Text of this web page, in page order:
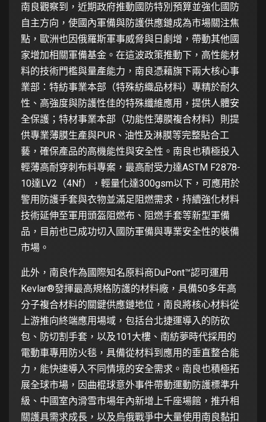
南良觀察到，近期政府推動國防特別預算並強化國防
自主方向，使國內軍備與防護供應鏈成為市場關注焦
點，歐洲也因俄羅斯軍事威脅與日劇增，帶動其他國
家增加相關軍備基金。在這波政策推動下，高性能材
料的技術門檻與量產能力，南良憑藉旗下兩大核心事
業部：特紡事業本部（特殊紡織品材料）專精於耐久
性、高強度與防護性佳的特殊纖維應用，提供人體安
全保護；特材事業本部（功能性薄膜複合材料）則提
供專業薄膜生產與PUR、油性及淋膜等完整貼合工
藝，確保產品的高機能性與安全性。南良也積極投入
輕薄高耐穿刺布料專案，最高耐受力達ASTM F2878-
10達LV2（4Nf），輕量化達300gsm以下，可應用於
警用防護手套與衣物並滿足阻燃需求，持續強化材料
技術延伸至軍用頭盔阻燃布、阻燃手套等新型軍備
品，目前也已成功切入國防軍備與專業安全性的裝備
市場。
此外，南良作為國際知名原料商DuPont™認可運用
Kevlar®發揮最高規格防護的材料廠，具備50多年高
分子複合材料的關鍵供應鏈地位，南良將核心材料從
上游推向終端應用場域，包括台北捷運導入的防砍
包、防切割手套，以及101大樓、南紡夢時代採用的
電動車專用防火毯，具備從材料到應用的垂直整合能
力，能快速導入不同情境的安全需求。南良也積極拓
展全球市場，因曲棍球意外事件帶動運動防護標準升
級、中國室內滑雪市場年內新增上千座場館，推升相
關護具需求成長，以及烏俄戰爭中大量使用南良黏扣